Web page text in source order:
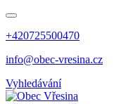
+420725500470
info@obec-vresina.cz
Vyhledávání